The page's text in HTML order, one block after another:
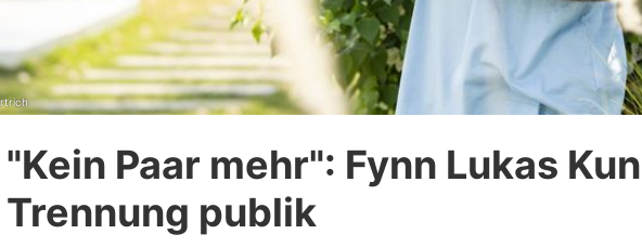
Redaktionelle Richtlinien
Impressum
Datenschutzerklärung
Nutzungsbedingungen
"Kein Paar mehr": Fynn Lukas
Trennung publik